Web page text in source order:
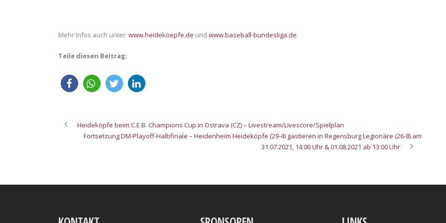
Mehr Infos auch unter: www.heidekoepfe.de und www.baseball-bundesliga.de.
Teile diesen Beitrag:
Heideköpfe beim C.E.B. Champions Cup in Ostrava (CZ) – Livestream/Livescore/Spielplan
Fortsetzung DM-Playoff-Halbfinale – Heidenheim Heideköpfe (29-4) gastieren in Regensburg Legionäre (26-8) am
31.07.2021, 14:00 Uhr & 01.08.2021 ab 13:00 Uhr